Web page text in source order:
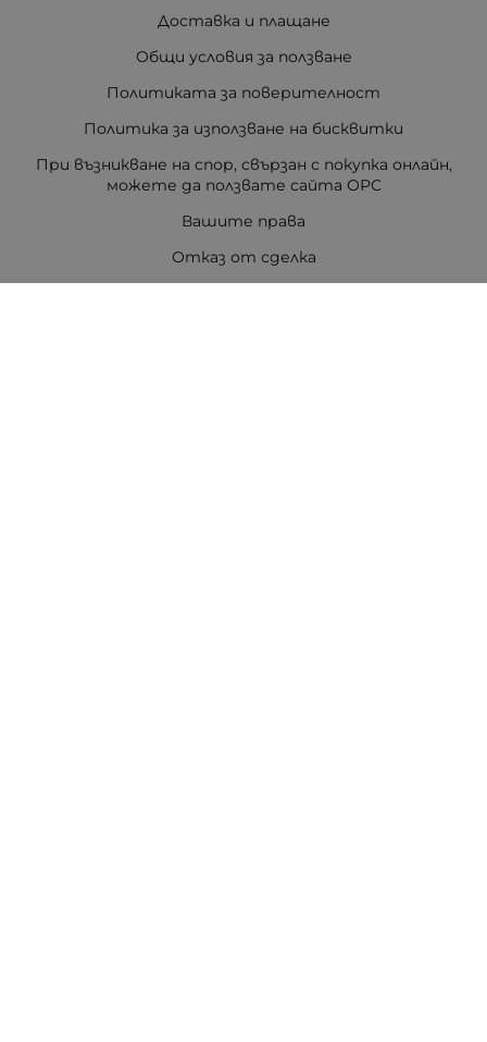
Доставка и плащане
Общи условия за ползване
Политиката за поверителност
Политика за използване на бисквитки
При възникване на спор, свързан с покупка онлайн,
можете да ползвате сайта ОРС
Вашите права
Отказ от сделка